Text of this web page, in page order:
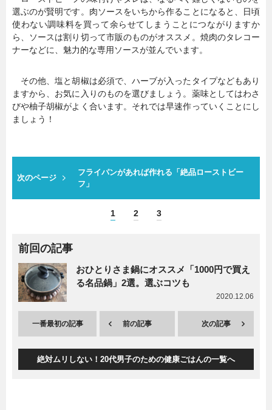
選ぶのが賢明です。肉ソースをいちから作ることになると、日頃
使わない調味料を買って余らせてしまうことにつながりますか
ら、ソースは割り切って市販のものがオススメ。焼肉のタレコー
ナーなどに、魅力的な専用ソースが並んでいます。
その他、塩と胡椒は必須で、ハーブが入ったタイプなどもあり
ますから、お気に入りのものを選びましょう。薬味としてはわさ
びや柚子胡椒がよく合います。それでは早速作っていくことにし
ましょう！
次のページ
フライパンがあれば作れる「絶品ローストビー
フ」
1 2 3
前回の記事
おひとりさま鍋にオススメ「1000円で買え
る名品鍋」2選。選ぶコツも
2020.12.06
一番最初の記事 前の記事 次の記事
絶対ムリしない！20代男子のための健康ごはんの一覧へ